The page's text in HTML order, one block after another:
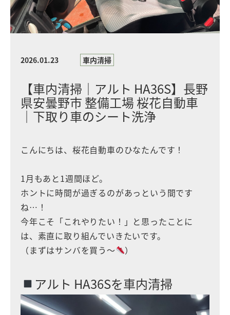
2026.01.23 車内清掃
【車内清掃｜アルト HA36S】長野
県安曇野市 整備工場 桜花自動車
｜下取り車のシート洗浄
こんにちは、桜花自動車のひなたんです！
1月もあと1週間ほど。
ホントに時間が過ぎるのがあっという間です
ね…！
今年こそ「これやりたい！」と思ったことに
は、素直に取り組んでいきたいです。
（まずはサンバを買う〜
）
アルト HA36Sを車内清掃